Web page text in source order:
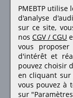
PMEBTP utilise
d'analyse
sur ce site,
nos CGV / CGU
vous
d'intérêt et
pouvez choisir
en cliquant sur
vous pouvez à
sur